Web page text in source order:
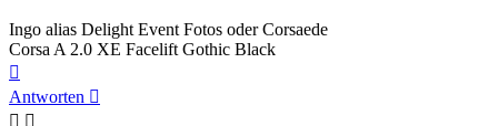
Ingo alias Delight Event Fotos oder Corsaede
Corsa A 2.0 XE Facelift Gothic Black
oben
Antworten